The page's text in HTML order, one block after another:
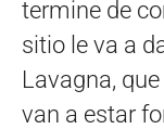
termine de
sitio le va a
Lavagna,
van a estar